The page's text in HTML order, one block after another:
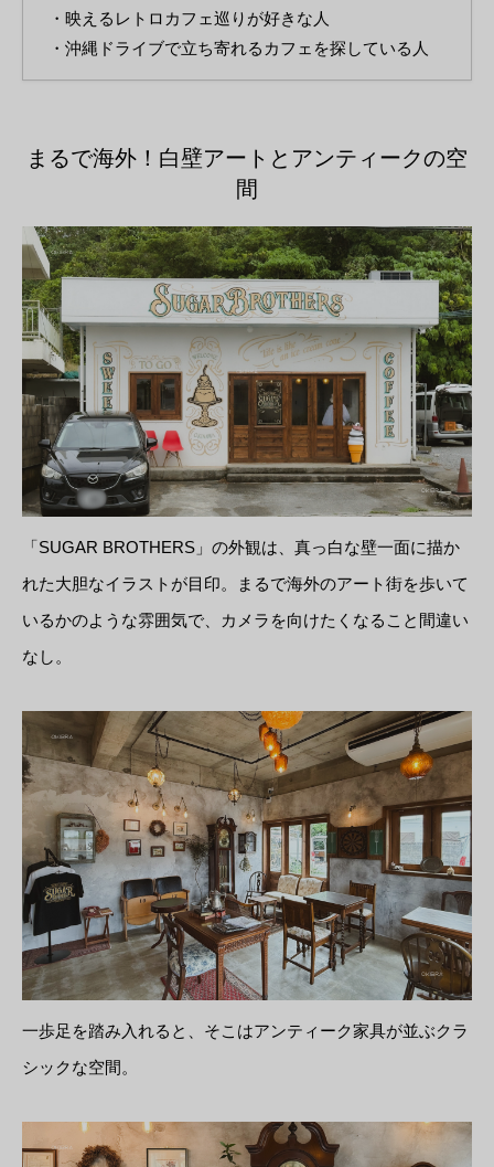
・映えるレトロカフェ巡りが好きな人
・沖縄ドライブで立ち寄れるカフェを探している人
まるで海外！白壁アートとアンティークの空
間
「SUGAR BROTHERS」の外観は、真っ白な壁一面に描か
れた大胆なイラストが目印。まるで海外のアート街を歩いて
いるかのような雰囲気で、カメラを向けたくなること間違い
なし。
一歩足を踏み入れると、そこはアンティーク家具が並ぶクラ
シックな空間。